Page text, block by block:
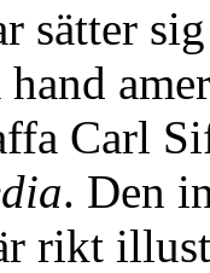
sätter
Carl
. Den
rikt